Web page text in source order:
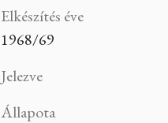
Elkészítés éve
1968/69
Jelezve
Állapota